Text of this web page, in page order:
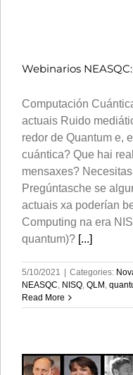
Webinarios
Computación
actuais Ruido
redor de Quantum e,
cuántica? Que hai
mensaxes?
Pregúntasche se
actuais xa poderían
Computing na era
quantum)? [...]
5/10/2021 | Categories:
NEASQC NISQ QLM
Read More